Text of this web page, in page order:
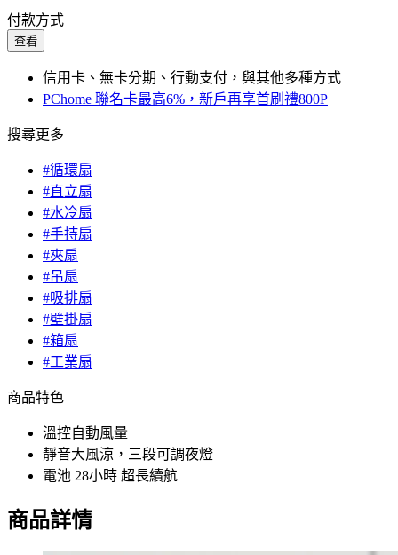
付款方式
查看
信用卡、無卡分期、行動支付，與其他多種方式
PChome 聯名卡最高6%，新戶再享首刷禮800P
搜尋更多
#循環扇
#直立扇
#水冷扇
#手持扇
#夾扇
#吊扇
#吸排扇
#壁掛扇
#箱扇
#工業扇
商品特色
溫控自動風量
靜音大風涼，三段可調夜燈
電池 28小時 超長續航
商品詳情